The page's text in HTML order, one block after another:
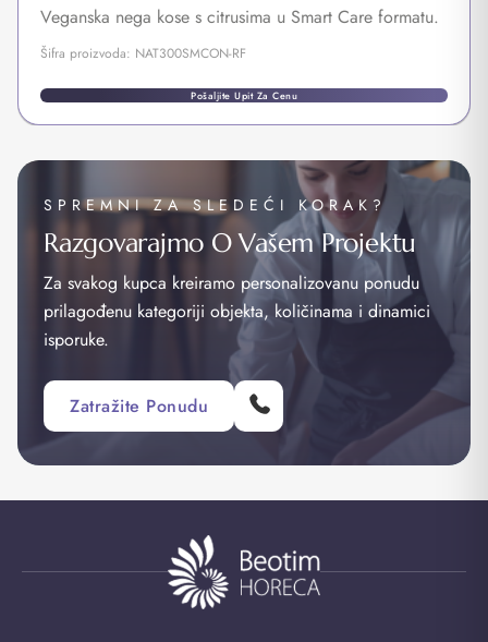
Veganska nega kose s citrusima u Smart Care formatu.
Šifra proizvoda: NAT300SMCON-RF
Pošaljite Upit Za Cenu
SPREMNI ZA SLEDEĆI KORAK?
Razgovarajmo O Vašem Projektu
Za svakog kupca kreiramo personalizovanu ponudu
prilagođenu kategoriji objekta, količinama i dinamici
isporuke.
Zatražite Ponudu